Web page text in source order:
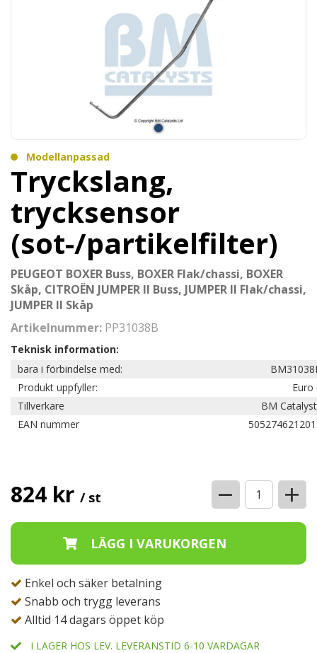
Modellanpassad
Tryckslang,
trycksensor
(sot-/partikelfilter)
PEUGEOT BOXER Buss, BOXER Flak/chassi, BOXER
Skåp, CITROËN JUMPER II Buss, JUMPER II Flak/chassi,
JUMPER II Skåp
Artikelnummer: PP31038B
Teknisk information:
bara i förbindelse med:
Produkt uppfyller:
Euro
Tillverkare
BM
EAN nummer
824 kr / st − +
Enkel och säker betalning
Snabb och trygg leverans
Alltid 14 dagars öppet köp
I LAGER HOS LEV. LEVERANSTID 6-10 VARDAGAR